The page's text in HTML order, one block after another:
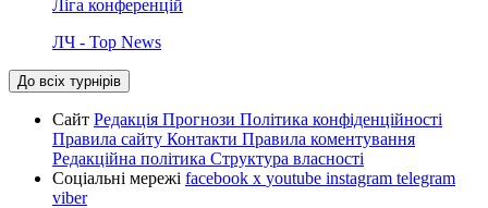
Ліга конференцій
ЛЧ - Top News
До всіх турнірів
Сайт Редакція Прогнози Політика конфіденційності
Правила сайту Контакти Правила коментування
Редакційна політика Структура власності
Соціальні мережі facebook x youtube instagram telegram
viber